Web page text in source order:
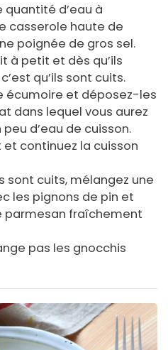
quantité d’eau à
casserole haute de
poignée de gros sel.
à petit et dès qu’ils
qu’ils sont cuits.
écumoire et déposez-les
dans lequel vous aurez
d’eau de cuisson.
continuez la cuisson
sont cuits, mélangez une
les pignons de pin et
parmesan fraîchement
pas les gnocchis